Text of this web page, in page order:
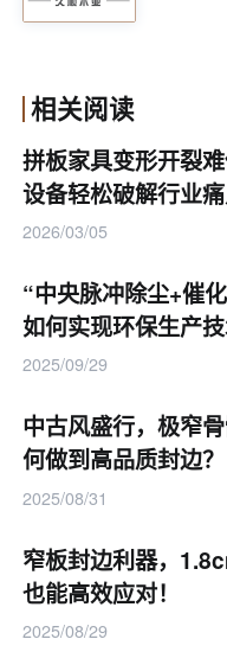
琴键砂的出现为
其砂光精度统一
了底着色后吃色
可靠，能够确保
性。这为底着色
础，使得颜色能
避免了因砂光不
底着色工艺的最
木皮本身存在天
相关阅读
拼板家具变形开裂
设备轻松破解行业
2026/03/05
“中央脉冲除尘+催
如何实现环保生产技
2025/09/29
中古风盛行，极窄
何做到高品质封边？
2025/08/31
窄板封边利器，
也能高效应对！
2025/08/29